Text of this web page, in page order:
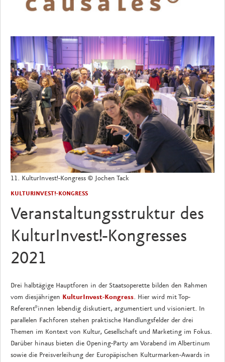
11. KulturInvest!-Kongress © Jochen Tack
KULTURINVEST!-KONGRESS
Veranstaltungsstruktur des
KulturInvest!-Kongresses
2021
Drei halbtägige Hauptforen in der Staatsoperette bilden den Rahmen
vom diesjährigen KulturInvest-Kongress. Hier wird mit Top-
Referent*innen lebendig diskutiert, argumentiert und visioniert. In
parallelen Fachforen stehen praktische Handlungsfelder der drei
Themen im Kontext von Kultur, Gesellschaft und Marketing im Fokus.
Darüber hinaus bieten die Opening-Party am Vorabend im Albertinum
sowie die Preisverleihung der Europäpischen Kulturmarken-Awards in